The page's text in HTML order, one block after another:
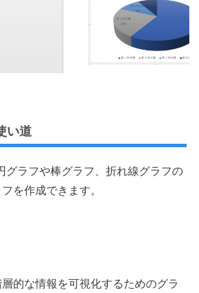
い道
グラフや棒グラフ、折れ線グラフの
を作成できます。
的な情報を可視化するためのグラ